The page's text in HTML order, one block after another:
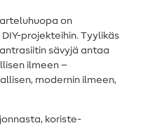
on
projekteihin. Tyylikäs
sävyjä antaa
ilmeen –
modernin ilmeen,
koriste-